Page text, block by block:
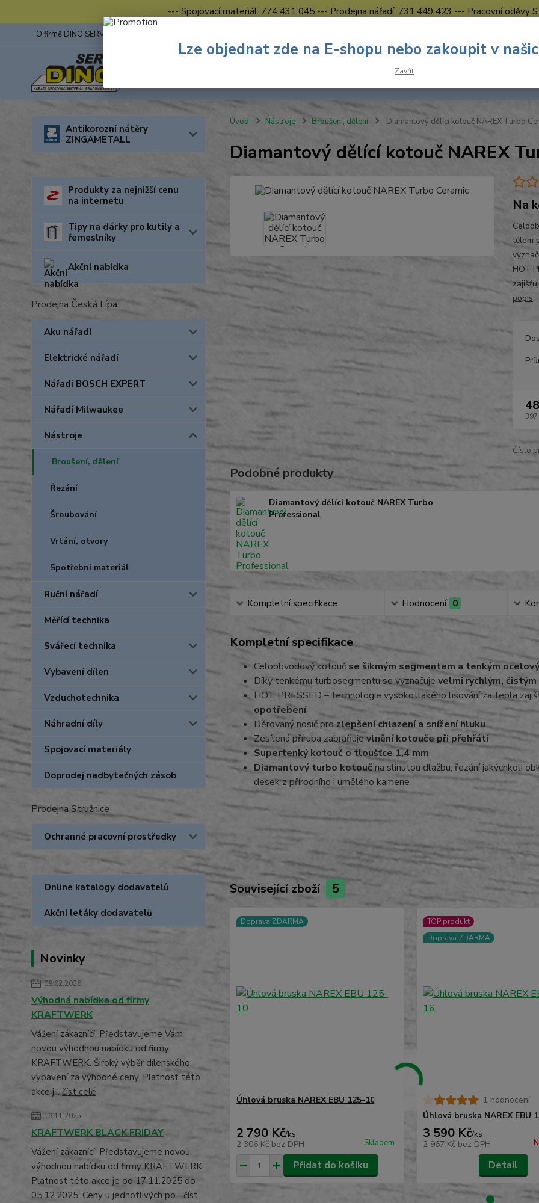
--- Spojovací materiál: 774 431 045 --- Prodejna nářadí: 731 449 423 --- Pracovní oděvy
O firmě DINO SERVIS s.r.o.
Hledat
Antikorozní nátěry
ZINGAMETALL
Produkty za nejnižší cenu
na internetu
Tipy na dárky pro kutily a
řemeslníky
Akční nabídka
Prodejna Česká Lípa
Aku nářadí
Elektrické nářadí
Nářadí BOSCH EXPERT
Nářadí Milwaukee
Nástroje
Broušení, dělení
Řezání
Šroubování
Vrtání, otvory
Spotřební materiál
Ruční nářadí
Měřící technika
Svářecí technika
Vybavení dílen
Vzduchotechnika
Náhradní díly
Spojovací materiály
Doprodej nadbytečných zásob
Prodejna Stružnice
Ochranné pracovní prostředky
Online katalogy dodavatelů
Akční letáky dodavatelů
Novinky
09.02.2026
Výhodná nabídka od firmy
KRAFTWERK
Vážení zákaznící, Představujeme Vám
novou výhodnou nabídku od firmy
KRAFTWERK. Široký výběr dílenského
vybavení za výhodné ceny. Platnost této
akce j...číst celé
19.11.2025
KRAFTWERK BLACK FRIDAY
Vážení zákaznící, Představujeme novou
výhodnou nabídku od firmy KRAFTWERK.
Platnost této akce je od 17.11.2025 do
05.12.2025! Ceny u jednotlivých po...číst
Úvod Nástroje Broušení, dělení Diamantový dělící kotouč NAREX Turbo
Diamantový dělící kotouč NAREX
Na
tělem
HOT
popis
397
Číslo
Podobné produkty
Diamantový dělící kotouč NAREX Turbo
Professional
Kompletní specifikace Hodnocení 0
Kompletní specifikace
Celoobvodový kotouč se šikmým segmentem a tenkým
Díky tenkému turbosegmentu se vyznačuje velmi rychlým,
HOT PRESSED – technologie vysokotlakého lisování za tepla
opotřebení
Děrovaný nosič prozlepšení chlazení a snížení hluku
Zesílená příruba zabraňuje vlnění kotouče při přehřátí
Supertenký kotouč o tloušťce 1,4 mm
Diamantový turbo kotoučna slinutou dlažbu, řezání jakýchkoli
desek z přírodního i umělého kamene
Související zboží 5
Doprava ZDARMA
Úhlová bruska NAREX EBU 125-10
2 790 Kč/ks
2 306 Kč bez DPH Skladem
Přidat do košíku
TOP produkt
Doprava ZDARMA
1 hodnocení
Úhlová bruska NAREX EBU
3 590 Kč/ks
2 967 Kč bez DPH
Detail
Lze objednat zde na E-shopu nebo zakoupit v
Zavřít